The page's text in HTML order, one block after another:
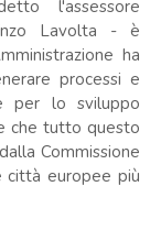
l'assessore
Lavolta - è
ha
processi e
per lo sviluppo
che tutto questo
Commissione
città europee più